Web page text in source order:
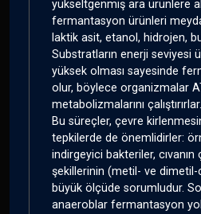
yükseltgenmiş ara ürünlere
fermantasyon ürünleri
laktik asit, etanol, hidrojen,
Substratların enerji seviyesi
yüksek olması sayesinde
olur, böylece organizmalar
metabolizmalarını çalıştırırlar.
Bu süreçler, çevre
tepkilerde de önemlidirler:
indirgeyici bakteriler,
şekillerinin (metil- ve dimetil-
büyük ölçüde sorumludur.
anaeroblar fermantasyon